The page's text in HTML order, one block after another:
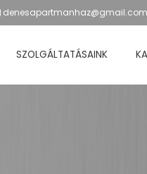
denesapartmanhaz@gmail.com
SZOLGÁLTATÁSAINK